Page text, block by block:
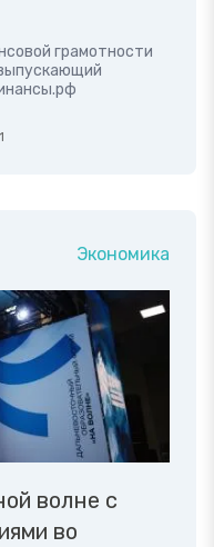
грамотности
1
Экономика
волне с
во